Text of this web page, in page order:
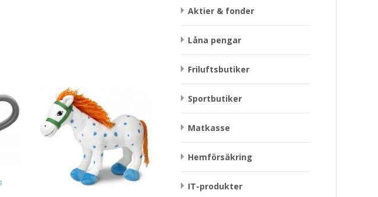
Aktier & fonder
Låna pengar
Friluftsbutiker
Sportbutiker
Matkasse
Hemförsäkring
IT-produkter